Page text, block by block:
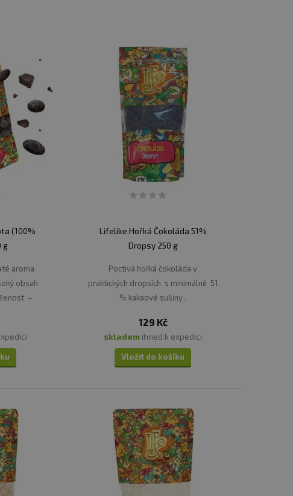
jsou vitamíny a minerály.
zdrojem antioxidantů a díky bohaté chuti a
vynikající chuť, ale také výživnou hodnotu.
nabídky si vyberou i ti, kteří dávají přednost
(100%
g
aroma
obsah
–
Lifelike Hořká Čokoláda 51%
Dropsy 250 g
Poctivá hořká čokoláda v
praktických dropsích s minimálně 51
% kakaové sušiny .
129 Kč
skladem ihned k expedici
Vložit do košíku